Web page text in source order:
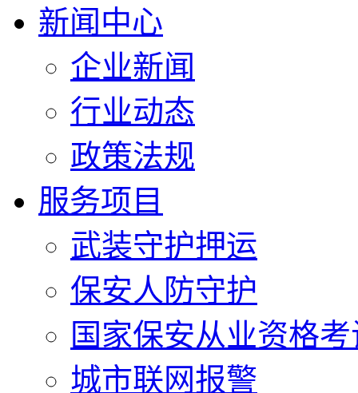
新闻中心
企业新闻
行业动态
政策法规
服务项目
武装守护押运
保安人防守护
国家保安从业资格
城市联网报警